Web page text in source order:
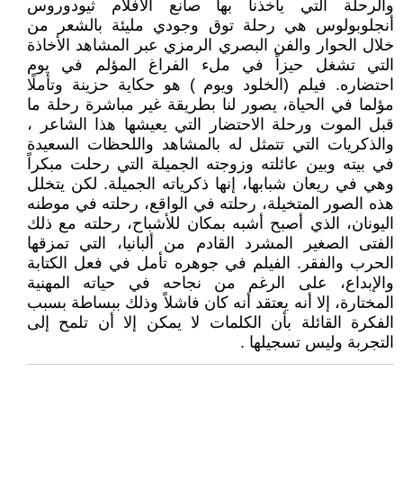
والرحلة التي يأخذنا بها صانع الأفلام ثيودوروس
أنجلوبولوس هي رحلة توق وجودي مليئة بالشعر من
خلال الحوار والفن البصري الرمزي عبر المشاهد الأخاذة
التي تشغل حيزاً في ملء الفراغ المؤلم في يوم
احتضاره. فيلم (الخلود ويوم ) هو حكاية حزينة وتأملًا
مؤلما في الحياة، يصور لنا بطريقة غير مباشرة رحلة ما
قبل الموت ورحلة الاحتضار التي يعيشها هذا الشاعر ،
والذكريات التي تتمثل له بالمشاهد واللحظات السعيدة
في بيته وبين عائلته وزوجته الجميلة التي رحلت مبكراً
وهي في ريعان شبابها، إنها ذكرياته الجميلة. لكن يتخلل
هذه الصور المتخيلة، رحلته في الواقع، رحلته في موطنه
اليونان، الذي أصبح أشبه بمكان للأشباح، رحلته مع ذلك
الفتى الصغير المشرد القادم من ألبانيا، التي تمزقها
الحرب والفقر. الفيلم في جوهره تأمل في فعل الكتابة
والإبداع، على الرغم من نجاحه في حياته المهنية
المختارة، إلا أنه يعتقد أنه كان فاشلاً وذلك ببساطة بسبب
الفكرة القائلة بأن الكلمات لا يمكن إلا أن تلمح إلى
التجربة وليس تسجيلها .